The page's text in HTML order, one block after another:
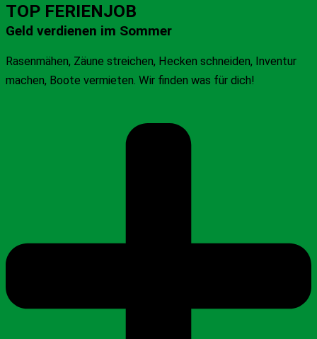
TOP FERIENJOB
Geld verdienen im Sommer
Rasenmähen, Zäune streichen, Hecken schneiden, Inventur
machen, Boote vermieten. Wir finden was für dich!